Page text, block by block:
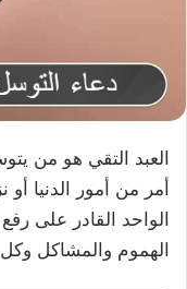
العبد التقي هو من
أمر من أمور الدنيا
الواحد القادر على
الهموم والمشاكل